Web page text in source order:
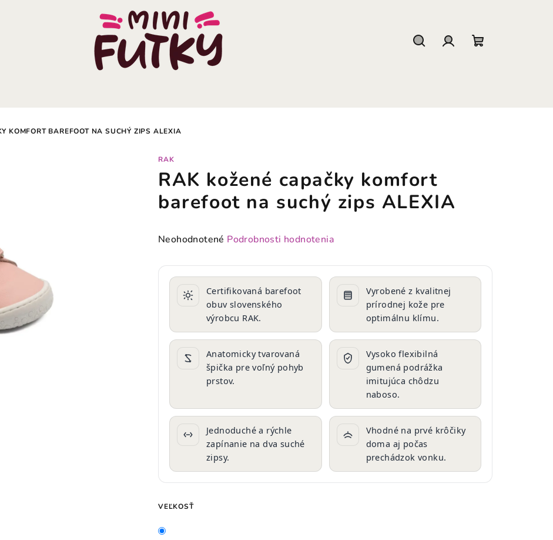
KOMFORT BAREFOOT NA SUCHÝ ZIPS ALEXIA
RAK
RAK kožené capačky komfort
barefoot na suchý zips ALEXIA
Priemerné
produktu
hviezdičiek.
Neohodnotené Podrobnosti hodnotenia
Certifikovaná barefoot
obuv slovenského
výrobcu RAK.
Vyrobené z kvalitnej
prírodnej kože pre
optimálnu klímu.
Anatomicky tvarovaná
špička pre voľný pohyb
prstov.
Vysoko flexibilná
gumená podrážka
imitujúca chôdzu
naboso.
Jednoduché a rýchle
zapínanie na dva suché
zipsy.
Vhodné na prvé krôčiky
doma aj počas
prechádzok vonku.
VEĽKOSŤ